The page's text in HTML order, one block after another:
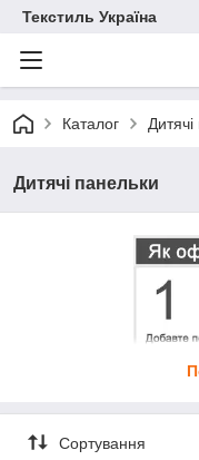
Текстиль Україна
Каталог
Дитячі панельки
Сортування